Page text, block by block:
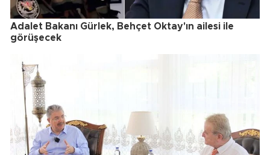
Adalet Bakanı Gürlek, Behçet Oktay'ın ailesi ile
görüşecek